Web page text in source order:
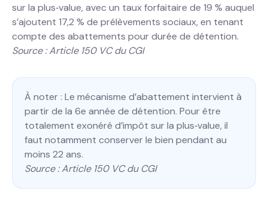
sur la plus‐value, avec un taux forfaitaire de 19 % auquel
s’ajoutent 17,2 % de prélèvements sociaux, en tenant
compte des abattements pour durée de détention.
Source : Article 150 VC du CGI
À noter : Le mécanisme d’abattement intervient à
partir de la 6e année de détention. Pour être
totalement exonéré d’impôt sur la plus‐value, il
faut notamment conserver le bien pendant au
moins 22 ans.
Source : Article 150 VC du CGI